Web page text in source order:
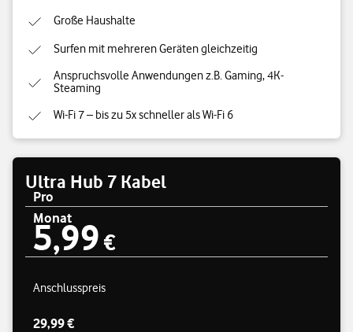
Große Haushalte
Surfen mit mehreren Geräten gleichzeitig
Anspruchsvolle Anwendungen z.B. Gaming, 4K-
Steaming
Wi-Fi 7 – bis zu 5x schneller als Wi-Fi 6
Ultra Hub 7 Kabel
Preisübersicht
Pro
Monat
5,99 €
5,99 €
Anschlusspreis
29,99 €